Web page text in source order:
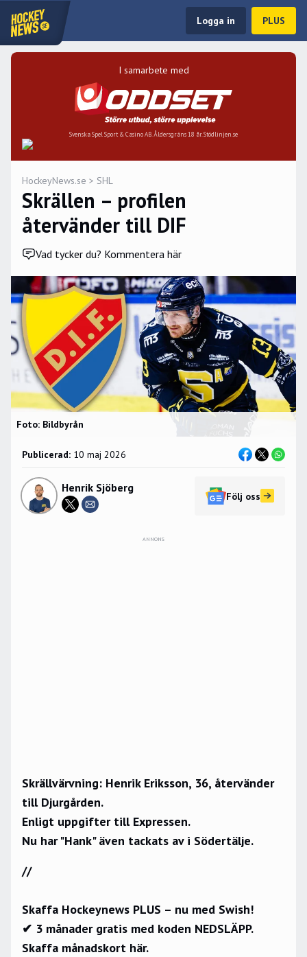
Logga in PLUS
I samarbete med
Svenska Spel Sport & Casino AB. Åldersgräns 18 år. Stödlinjen.se
HockeyNews.se > SHL
Skrällen – profilen
återvänder till DIF
Vad tycker du? Kommentera här
Foto: Bildbyrån
Publicerad: 10 maj 2026
Henrik Sjöberg
Följ oss
ANNONS
Skrällvärvning: Henrik Eriksson, 36, återvänder
till Djurgården.
Enligt uppgifter till Expressen.
Nu har "Hank" även tackats av i Södertälje.
//
Skaffa Hockeynews PLUS – nu med Swish!
✔ 3 månader gratis med koden NEDSLÄPP.
Skaffa månadskort här.